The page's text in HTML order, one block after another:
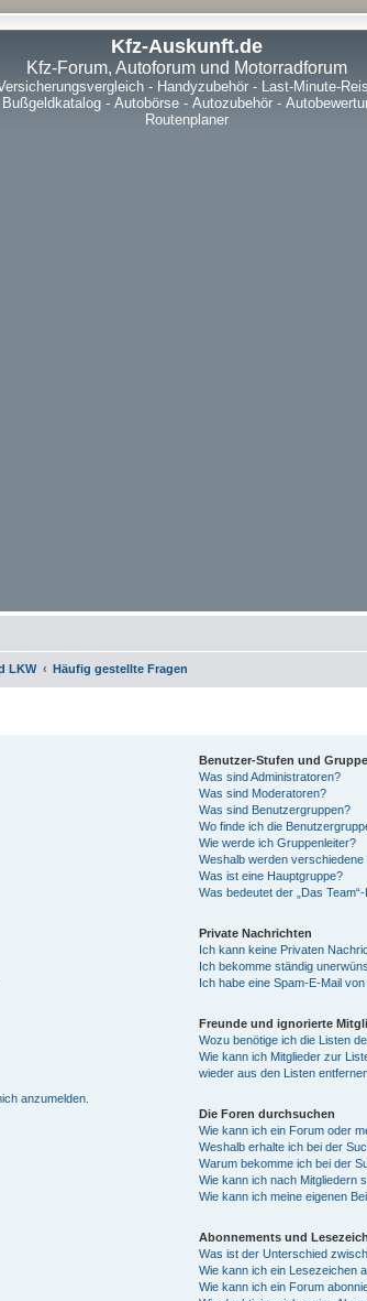
Kfz-Auskunft.de
Kfz-Forum, Autoforum und Motorradforum
- Handyzubehör- Last-Minute-
Bußgeldkatalog - Autobörse - Autozubehör -
Routenplaner
LKW Häufig gestellte Fragen
anzumelden.
Benutzer-Stufen und
Was sind Administratoren?
Was sind Moderatoren?
Was sind Benutzergruppen?
Wo finde ich die
Wie werde ich Gruppenleiter?
Weshalb werden
Was ist eine Hauptgruppe?
Was bedeutet der „Das
Private Nachrichten
Ich kann keine Privaten
Ich bekomme ständig
Ich habe eine Spam-E-Mail
Freunde und ignorierte
Wozu benötige ich die Listen
Wie kann ich Mitglieder zur
wieder aus den Listen
Die Foren durchsuchen
Wie kann ich ein Forum oder
Weshalb erhalte ich bei der
Warum bekomme ich bei der
Wie kann ich nach Mitgliedern
Wie kann ich meine eigenen
Abonnements und
Was ist der Unterschied
Wie kann ich ein Lesezeichen
Wie kann ich ein Forum